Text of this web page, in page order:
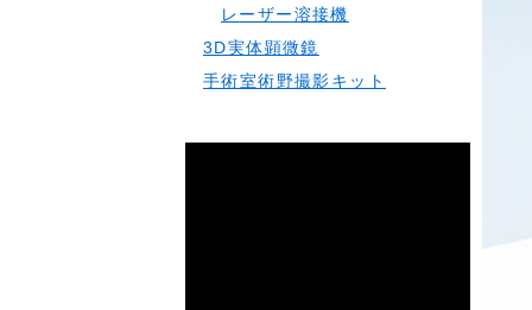
レーザー溶接機
3D実体顕微鏡
手術室術野撮影キット